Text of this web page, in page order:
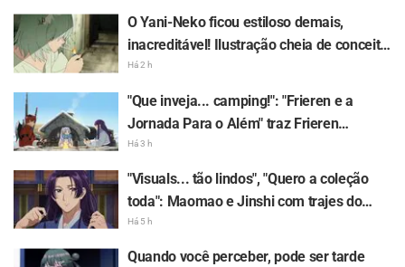
The Movie: The Secret of the Mermaid
Island" hoje, 24 de julho
O Yani-Neko ficou estiloso demais,
inacreditável! Ilustração cheia de conceito
do autor de "Blue Period" sobre
"Chainsmoker Cat" rende comentários:
"Capaz de estar na Geidai kkkk"
Há 2 h
"Que inveja... camping!": "Frieren e a
Jornada Para o Além" traz Frieren
cortando lenha em acampamento e
universo surreal rende comentários: "Ela
aproveita a vida todos os dias"
Há 3 h
"Visuals... tão lindos", "Quero a coleção
toda": Maomao e Jinshi com trajes do
filme de "O film Diários de uma
Apotecária" ganham figuras detalhadas
Há 5 h
Quando você perceber, pode ser tarde